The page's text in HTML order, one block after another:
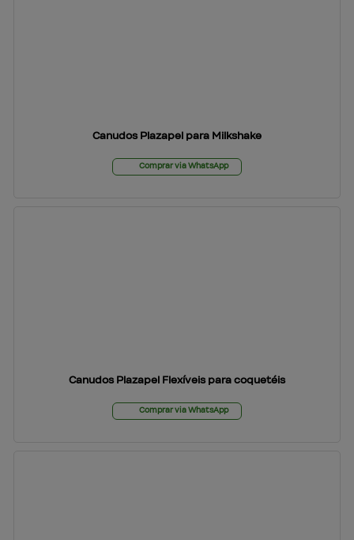
Canudos Plazapel para Milkshake
Comprar via WhatsApp
Canudos Plazapel Flexíveis para coquetéis
Comprar via WhatsApp